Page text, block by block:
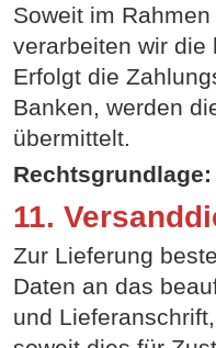
Soweit im
verarbeiten wir die
Erfolgt die
Banken, werden
übermittelt.
Rechtsgrundlage:
11.
Zur Lieferung
Daten an das
und